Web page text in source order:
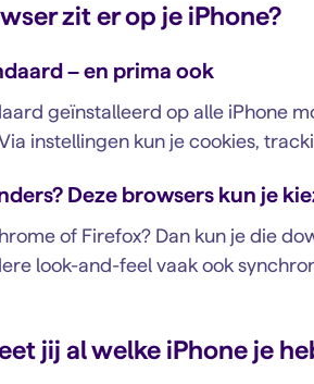
zit er op je iPhone?
– en prima ook
geïnstalleerd op alle iPhone
instellingen kun je cookies,
Deze browsers kun je
of Firefox? Dan kun je die
look-and-feel vaak ook
jij al welke iPhone je